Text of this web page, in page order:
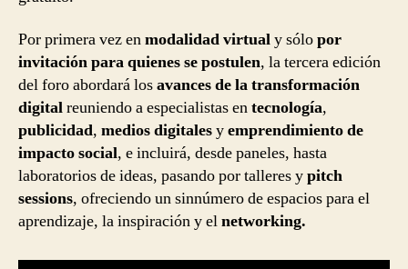
Por primera vez enmodalidad virtualy sólopor
invitaciónpara quienes se postulen, la tercera edición
del foro abordará losavances de la transformación
digitalreuniendo a especialistas entecnología,
publicidad, medios digitalesyemprendimiento de
impacto social, e incluirá, desde paneles, hasta
laboratorios de ideas, pasando por talleres ypitch
sessions, ofreciendo un sinnúmero de espacios para el
aprendizaje, la inspiración y elnetworking.